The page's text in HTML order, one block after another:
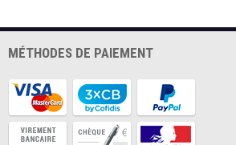
MÉTHODES DE PAIEMENT